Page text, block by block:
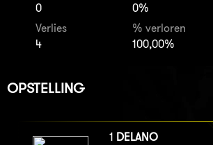
0
0%
Verlies
4
% verloren
100,00%
OPSTELLING
1 DELANO